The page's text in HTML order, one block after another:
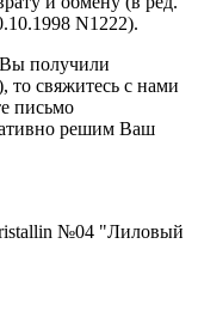
N1222).
получили
то свяжитесь с нами
письмо
решим Ваш
№04 "Лиловый